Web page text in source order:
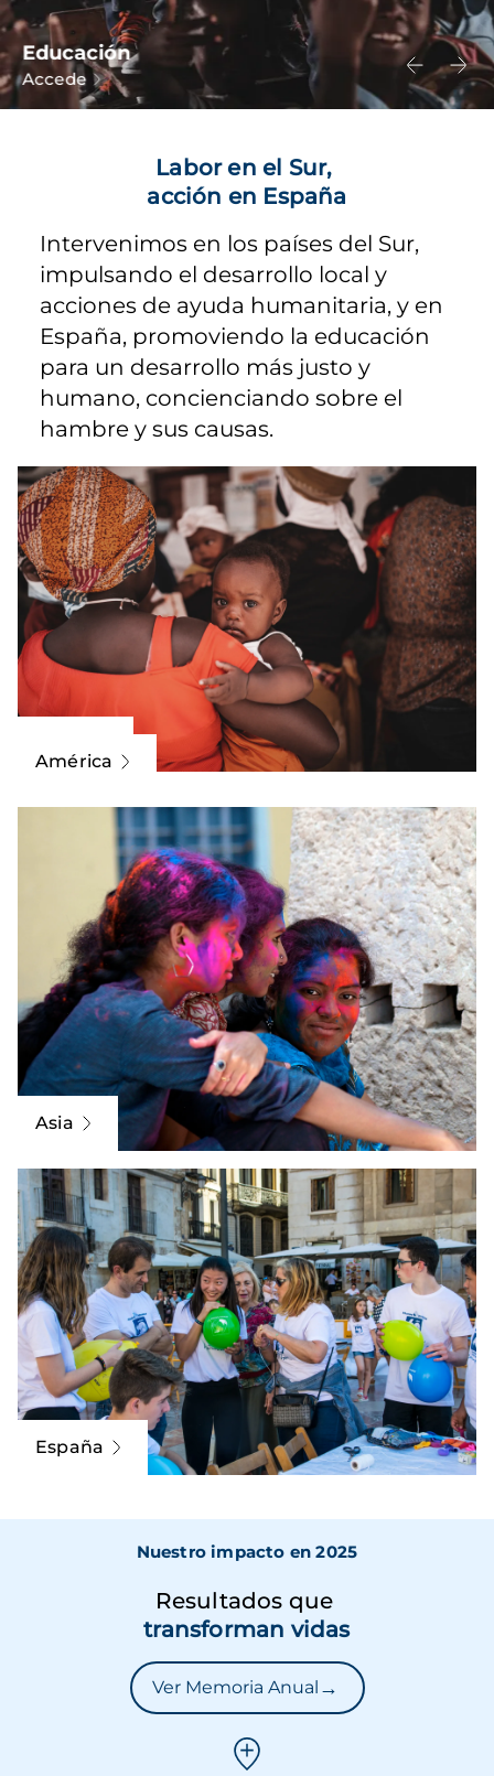
Educación
Accede
Labor en el Sur,
acción en España
Intervenimos en los países del Sur,
impulsando el desarrollo local y
acciones de ayuda humanitaria, y en
España, promoviendo la educación
para un desarrollo más justo y
humano, concienciando sobre el
hambre y sus causas.
América
Asia
España
Nuestro impacto en 2025
Resultados que
transforman vidas
Ver Memoria Anual →